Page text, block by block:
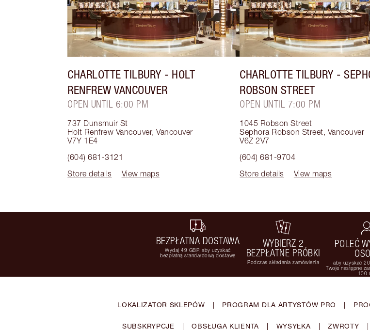
CHARLOTTE TILBURY - HOLT
RENFREW VANCOUVER
OPEN UNTIL 6:00 PM
737 Dunsmuir St
Holt Renfrew Vancouver,Vancouver
V7Y 1E4
(604) 681-3121
Store details
View maps
CHARLOTTE TILBURY -
ROBSON STREET
OPEN UNTIL 7:00 PM
1045 Robson Street
Sephora Robson Street, Vancouver
V6Z 2V7
(604) 681-9704
Store details
View maps
BEZPŁATNA DOSTAWA
Wydaj 49 GBP, aby uzyskać
bezpłatną standardową dostawę
WYBIERZ 2
BEZPŁATNE PRÓBKI
Podczas składania zamówienia
POLEĆ
aby uzyskać
Twoje następne
100
LOKALIZATOR SKLEPÓW | PROGRAM DLA ARTYSTÓW PRO |
SUBSKRYPCJE | OBSŁUGA KLIENTA | WYSYŁKA | ZWROTY |